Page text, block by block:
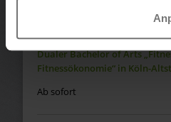
Dualer Bachelor of Arts
Fitnessökonomie“ in Köln-
Ab sofort